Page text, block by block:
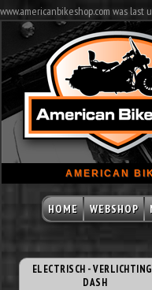
www.americanbikeshop.com was
AMERICAN
HOME WEBSHOP
ELECTRISCH -
DASH